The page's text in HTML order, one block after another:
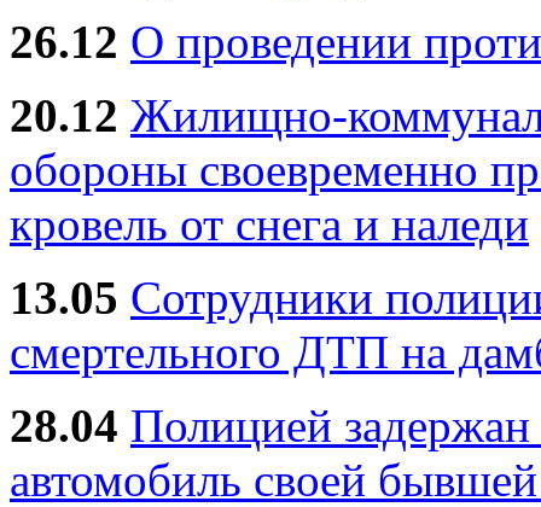
26.12 О проведении
20.12 Жилищно-
обороны своевременно
кровель от снега и наледи
13.05 Сотрудники
смертельного ДТП на
28.04 Полицией
автомобиль своей